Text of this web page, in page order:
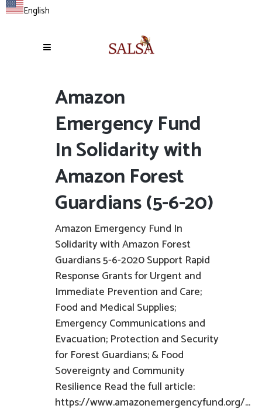
English
Amazon
Emergency Fund
In Solidarity with
Amazon Forest
Guardians (5-6-20)
Amazon Emergency Fund In
Solidarity with Amazon Forest
Guardians 5-6-2020 Support Rapid
Response Grants for Urgent and
Immediate Prevention and Care;
Food and Medical Supplies;
Emergency Communications and
Evacuation; Protection and Security
for Forest Guardians; & Food
Sovereignty and Community
Resilience Read the full article:
https://www.amazonemergencyfund.org/...